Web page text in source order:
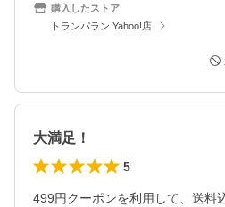
購入したストア
トランパラン Yahoo!店
大満足！
5
499円クーポンを利用して、送料